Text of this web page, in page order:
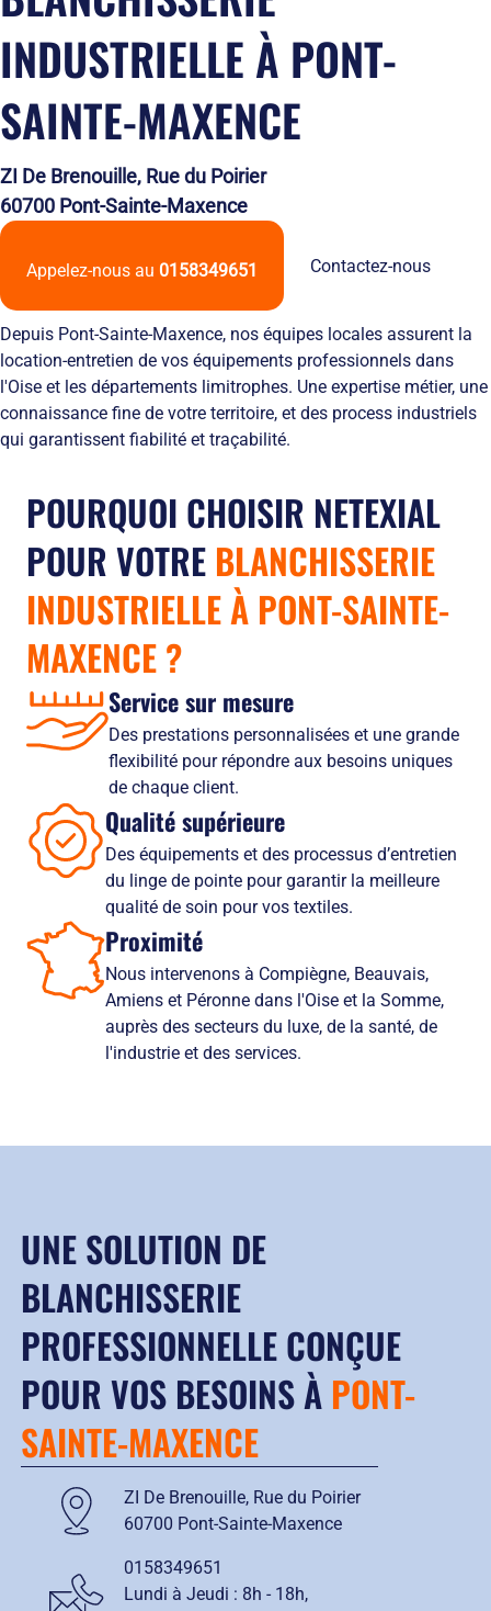
domicile
de
travail
L’engagement
service
L’innovation
textile
équipements
protection
individuelle
Entretien
des
EPI
obligations
Netexial
quelques
chiffres
Nous
rejoindre
agences
Ils
nous
confiance
et
développement
durable
Le
recyclage
Netexial
locales
service
Solutions
stockage
Tapis
Fontaines
à
eau
Vêtement
Salles
INDUSTRIELLE À PONT-
SAINTE-MAXENCE
ZI De Brenouille, Rue du Poirier
60700 Pont-Sainte-Maxence
Appelez-nous au 0158349651 Contactez-nous
Depuis Pont-Sainte-Maxence, nos équipes locales assurent la
location-entretien de vos équipements professionnels dans
l'Oise et les départements limitrophes. Une expertise métier, une
connaissance fine de votre territoire, et des process industriels
qui garantissent fiabilité et traçabilité.
POURQUOI CHOISIR NETEXIAL
POUR VOTRE BLANCHISSERIE
INDUSTRIELLE À PONT-SAINTE-
MAXENCE?
Service sur mesure
Des prestations personnalisées et une grande
flexibilité pour répondre aux besoins uniques
de chaque client.
Qualité supérieure
Des équipements et des processus d’entretien
du linge de pointe pour garantir la meilleure
qualité de soin pour vos textiles.
Proximité
Nous intervenons à Compiègne, Beauvais,
Amiens et Péronne dans l'Oise et la Somme,
auprès des secteurs du luxe, de la santé, de
l'industrie et des services.
UNE SOLUTION DE
BLANCHISSERIE
PROFESSIONNELLE CONÇUE
POUR VOS BESOINS À PONT-
SAINTE-MAXENCE
ZI De Brenouille, Rue du Poirier
60700 Pont-Sainte-Maxence
0158349651
Lundi à Jeudi : 8h - 18h,